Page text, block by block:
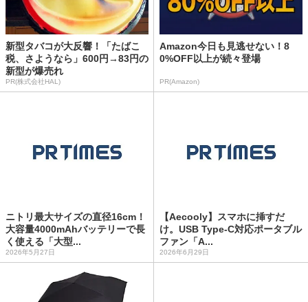
新型タバコが大反響！「たばこ
税、さようなら」600円→83円の
新型が爆売れ
PR(株式会社HAL)
Amazon今日も見逃せない！8
0%OFF以上が続々登場
PR(Amazon)
ニトリ最大サイズの直径16cm！
大容量4000mAhバッテリーで長
く使える「大型...
2026年5月27日
【Aecooly】スマホに挿すだ
け。USB Type-C対応ポータブル
ファン「A...
2026年6月29日